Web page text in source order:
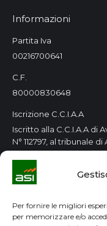
Per fornire le migliori
per memorizzare e/o
Informazioni
Partita Iva
00216700641
C.F.
80000830648
Iscrizione C.C.I.A.A
Iscritto alla C.C.I.A.A di
N° 112797, al tribunale di
Orari Consorzio
Tutti i giorni 8.00 / 14.00
GDPR